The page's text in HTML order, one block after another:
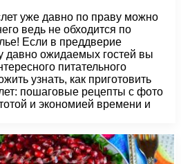
уже давно по праву можно
ведь не обходится по
Если в преддверие
давно ожидаемых гостей вы
питательного
узнать, как приготовить
пошаговые рецепты с фото
и экономией времени и